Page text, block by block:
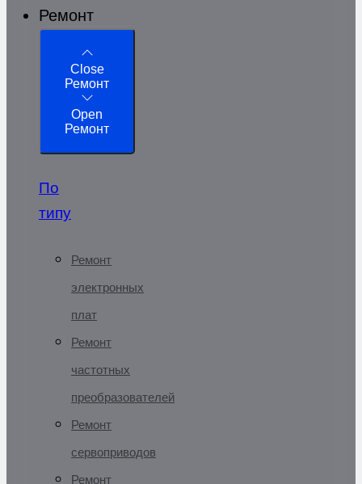
Ремонт
Close
Ремонт
Open
Ремонт
По
типу
Ремонт
электронных
плат
Ремонт
частотных
преобразователей
Ремонт
сервоприводов
Ремонт